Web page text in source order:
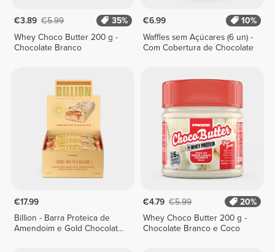
€3.89 €5.99
35%
Whey Choco Butter 200 g -
Chocolate Branco
€6.99
10%
Waffles sem Açúcares (6 un) -
Com Cobertura de Chocolate
€17.99
Billion - Barra Proteica de
Amendoim e Gold Chocolate
€4.79 €5.99
20%
Whey Choco Butter 200 g -
Chocolate Branco e Coco